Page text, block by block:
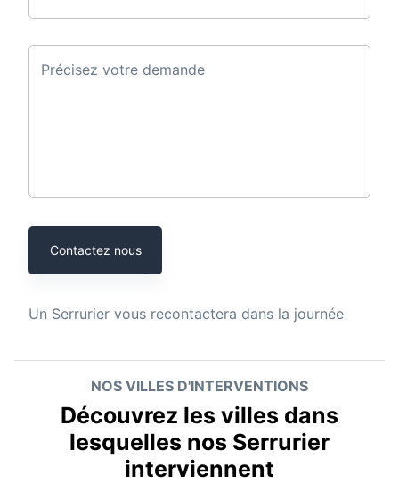
Précisez votre demande
Contactez nous
Un Serrurier vous recontactera dans la journée
NOS VILLES D'INTERVENTIONS
Découvrez les villes dans
lesquelles nos Serrurier
interviennent